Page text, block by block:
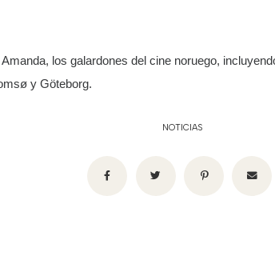
los galardones del cine noruego,
y Göteborg.
NOTICIAS